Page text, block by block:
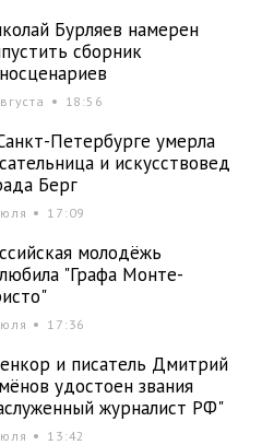
Бурляев намерен
сборник
18:56
Петербурге умерла
и искусствовед
Берг
17:09
молодёжь
"Графа Монте-
17:36
и писатель Дмитрий
удостоен звания
журналист РФ"
13:42